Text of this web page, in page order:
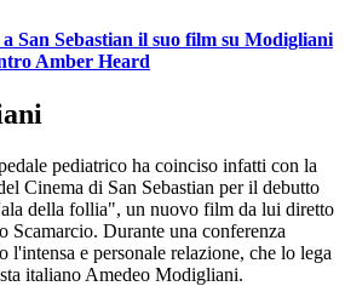
San Sebastian il suo film su Modigliani
Amber Heard
pediatrico ha coinciso infatti con la
Cinema di San Sebastian per il debutto
della follia", un nuovo film da lui diretto
Scamarcio. Durante una conferenza
l'intensa e personale relazione, che lo lega
italiano Amedeo Modigliani.